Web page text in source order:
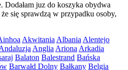
Dodałam juz do koszyka obydwa
się sprawdzą w przypadku osoby,
Akwitania Albania Alentejo
Anglia Ariona Arkadia
Balaton Balestrand Bańska
Barwałd Dolny Bałkany Belgia